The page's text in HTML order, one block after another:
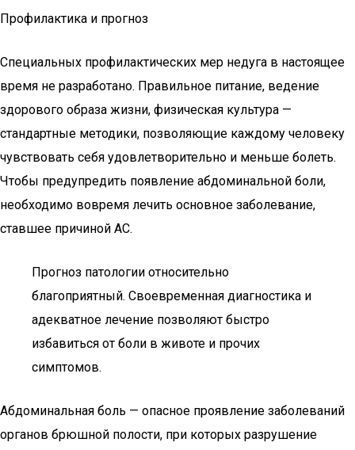
Профилактика и прогноз
Специальных профилактических мер недуга в настоящее
время не разработано. Правильное питание, ведение
здорового образа жизни, физическая культура —
стандартные методики, позволяющие каждому человеку
чувствовать себя удовлетворительно и меньше болеть.
Чтобы предупредить появление абдоминальной боли,
необходимо вовремя лечить основное заболевание,
ставшее причиной АС.
Прогноз патологии относительно
благоприятный. Своевременная диагностика и
адекватное лечение позволяют быстро
избавиться от боли в животе и прочих
симптомов.
Абдоминальная боль — опасное проявление заболеваний
органов брюшной полости, при которых разрушение